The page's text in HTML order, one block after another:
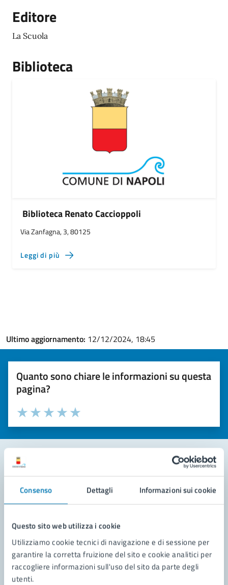
Consenso Dettagli Informazioni sui cookie
Questo sito web utilizza i cookie
Utilizziamo cookie tecnici di navigazione e di sessione per
garantire la corretta fruizione del sito e cookie analitici per
raccogliere informazioni sull'uso del sito da parte degli
utenti.
Editore
La Scuola
Biblioteca
Biblioteca Renato Caccioppoli
Via Zanfagna, 3, 80125
Leggi di più
Ultimo aggiornamento: 12/12/2024, 18:45
Quanto sono chiare le informazioni su questa
pagina?
Valuta la chiarezza delle informazioni (da 1 a 5 stelle)
Seleziona il numero di stelle per valutare la chiarezza delle
Valuta 5 stelle su 5
Valuta 4 stelle su 5
Valuta 3 stelle su 5
Valuta 2 stelle su 5
Valuta 1 stelle su 5
Leggi le domande frequenti
Richiedi assistenza
Prenota appuntamento
Problemi in città